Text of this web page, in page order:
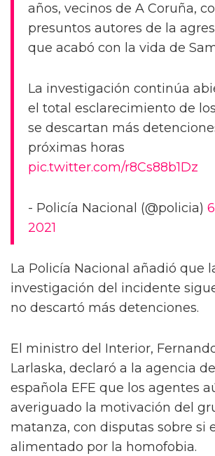
años, vecinos de A Coruña,
presuntos autores de la
que acabó con la vida de
La investigación continúa
el total esclarecimiento de
se descartan más
próximas horas
pic.twitter.com/r8Cs88b1Dz
- Policía Nacional (@policia)
2021
La Policía Nacional añadió que
investigación del incidente
no descartó más detenciones.
El ministro del Interior,
Larlaska, declaró a la agencia
española EFE que los agentes
averiguado la motivación del
matanza, con disputas sobre si
alimentado por la homofobia.